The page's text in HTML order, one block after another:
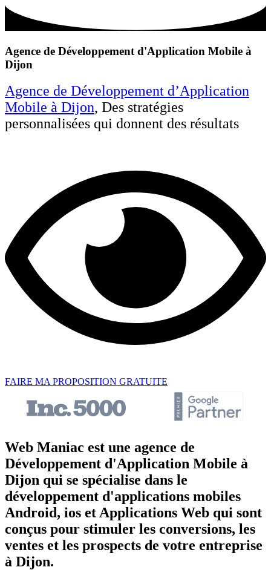
Agence de Développement d'Application Mobile à
Dijon
Agence de Développement d’Application
Mobile à Dijon, Des stratégies
personnalisées qui donnent des résultats
FAIRE MA PROPOSITION GRATUITE
Web Maniac est une agence de
Développement d'Application Mobile à
Dijon qui se spécialise dans le
développement d'applications mobiles
Android, ios et Applications Web qui sont
conçus pour stimuler les conversions, les
ventes et les prospects de votre entreprise
à Dijon.